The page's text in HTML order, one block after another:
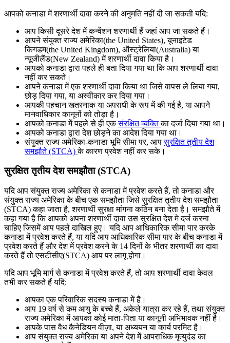
आपको कनाडा में शरणार्थी दावा करने की अनुमति नहीं दी जा सकती यदि:
आप किसी दूसरे देश में कन्वेंशन शरणार्थी हैं जहां आप जा सकते हैं।
आपने संयुक्त राज्य अमेरिका(the United States), यूनाइटेड
किंगडम(the United Kingdom), ऑस्ट्रेलिया(Australia) या
न्यूजीलैंड(New Zealand) में शरणार्थी दावा किया है।
आपको कनाडा द्वारा पहले ही बता दिया गया था कि आप शरणार्थी दावा
नहीं कर सकते।
आपने कनाडा में एक शरणार्थी दावा किया था जिसे वापस ले लिया गया,
छोड़ दिया गया, या अस्वीकार कर दिया गया।
आपकी पहचान खतरनाक या अपराधी के रूप में की गई है, या आपने
मानवाधिकार कानूनों को तोड़ा है।
आपको कनाडा में पहले से ही एकसंरक्षित व्यक्तिका दर्जा दिया गया था।
आपको कनाडा द्वारा देश छोड़ने का आदेश दिया गया था।
संयुक्त राज्य अमेरिका-कनाडा भूमि सीमा पर, आपसुरक्षित तृतीय देश
समझौते (STCA)के कारण प्रवेश नहीं कर सके।
सुरक्षित तृतीय देश समझौता (STCA)
यदि आप संयुक्त राज्य अमेरिका से कनाडा में प्रवेश करते हैं, तो कनाडा और
संयुक्त राज्य अमेरिका के बीच एक समझौता जिसे सुरक्षित तृतीय देश समझौता
(STCA) कहा जाता है, शरणार्थी सुरक्षा मांगना कठिन बना देता है। समझौते में
कहा गया है कि आपको अपना शरणार्थी दावा उस सुरक्षित देश मे दर्ज करना
चाहिए जिसमें आप पहले दाखिल हुए। यदि आप आधिकारिक सीमा पार करके
कनाडा में प्रवेश करते हैं, या यदि आप आधिकारिक सीमा पार के बीच कनाडा में
प्रवेश करते हैं और देश में प्रवेश करने के 14 दिनों के भीतर शरणार्थी का दावा
करते हैं तो एसटीसीए(STCA) आप पर लागू होगा।
यदि आप भूमि मार्ग से कनाडा में प्रवेश करते हैं, तो आप शरणार्थी दावा केवल
तभी कर सकते हैं यदि:
आपका एक परिवारिक सदस्य कनाडा में है।
आप 19 वर्ष से कम आयु के बच्चे हैं, अकेले यात्रा कर रहे हैं, तथा संयुक्त
राज्य अमेरिका में आपका कोई माता-पिता या कानूनी अभिभावक नहीं है।
आपके पास वैध कैनेडियन वीज़ा, या अध्ययन या कार्य परमिट है।
आप संयुक्त राज्य अमेरिका या अपने देश में आपराधिक मृत्युदंड का